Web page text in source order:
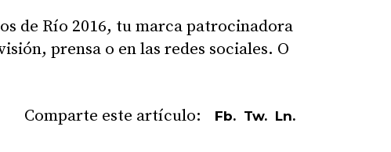
de Río 2016, tu marca patrocinadora
prensa o en las redes sociales. O
Fb. Tw. Ln.